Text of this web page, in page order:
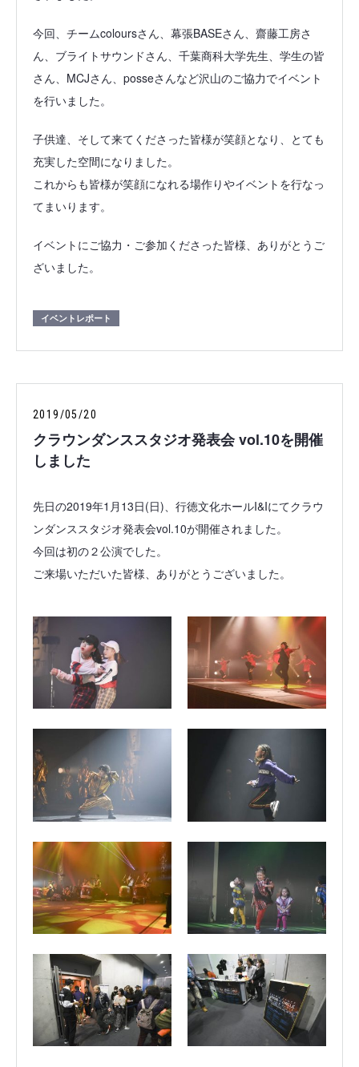
今回、チームcoloursさん、幕張BASEさん、齋藤工房さ
ん、ブライトサウンドさん、千葉商科大学先生、学生の皆
さん、MCJさん、posseさんなど沢山のご協力でイベント
を行いました。
子供達、そして来てくださった皆様が笑顔となり、とても
充実した空間になりました。
これからも皆様が笑顔になれる場作りやイベントを行なっ
てまいります。
イベントにご協力・ご参加くださった皆様、ありがとうご
ざいました。
イベントレポート
2019/05/20
クラウンダンススタジオ発表会 vol.10を開催
しました
先日の2019年1月13日(日)、行徳文化ホールI&Iにてクラウ
ンダンススタジオ発表会vol.10が開催されました。
今回は初の２公演でした。
ご来場いただいた皆様、ありがとうございました。